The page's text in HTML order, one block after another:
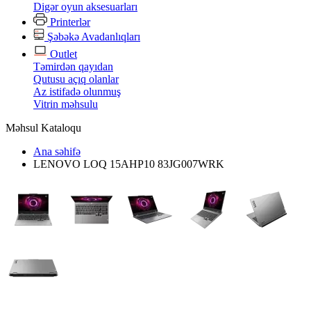
Digər oyun aksesuarları
Printerlər
Şəbəkə Avadanlıqları
Outlet
Təmirdən qayıdan
Qutusu açıq olanlar
Az istifadə olunmuş
Vitrin məhsulu
Məhsul Kataloqu
Ana səhifə
LENOVO LOQ 15AHP10 83JG007WRK